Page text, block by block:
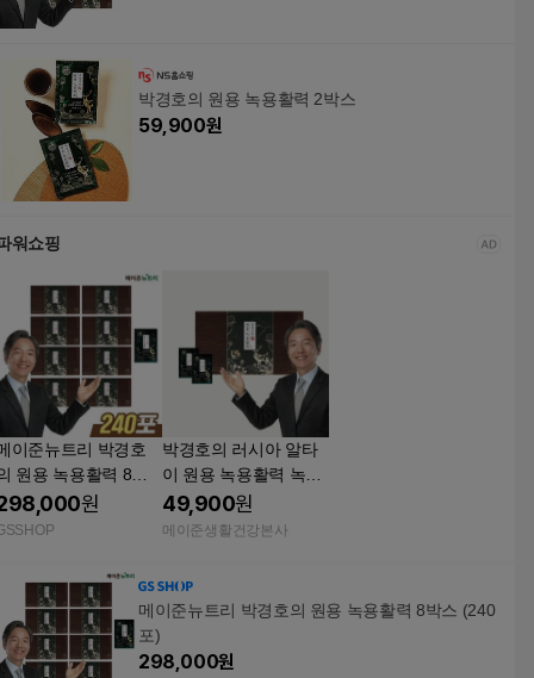
박경호의 원용 녹용활력 2박스
59,900원
워쇼핑
이준뉴트리 박경호
원용 녹용활력 8박
(240포) 원
박경호의 러시아 알타
이 원용 녹용활력 녹용
즙 진액 1박스 30포
49,900원
메이준생활건강본사
메이준뉴트리 박경호의 원용 녹용활력 8박스 (240
포)
298,000원